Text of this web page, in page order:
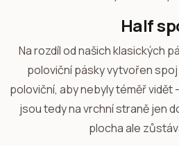
Half
Na rozdíl od našich klasických
poloviční pásky vytvořen
poloviční, aby nebyly téměř vidět
jsou tedy na vrchní straně jen
plocha ale